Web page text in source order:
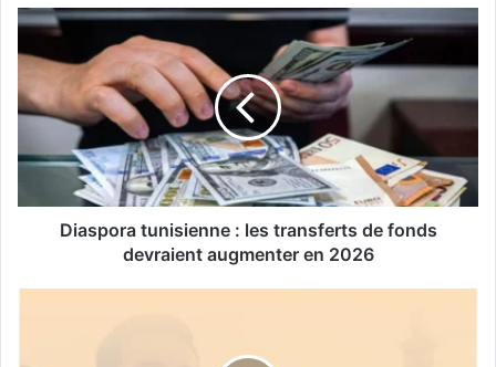
D
a
s
p
r
t
Diaspora tunisienne : les transferts de fonds
devraient augmenter en 2026